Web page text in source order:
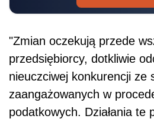
"Zmian oczekują przede
przedsiębiorcy, dotkliwie
nieuczciwej konkurencji ze
zaangażowanych w
podatkowych. Działania te